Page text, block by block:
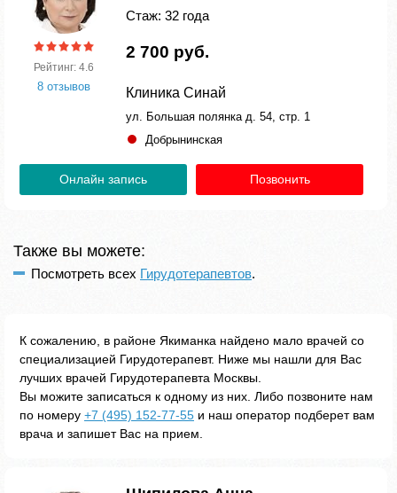
Рейтинг: 4.6
8 отзывов
Стаж: 32 года
2 700 руб.
Клиника Синай
ул. Большая полянка д. 54, стр. 1
Добрынинская
Онлайн запись Позвонить
Также вы можете:
Посмотреть всех Гирудотерапевтов.
К сожалению, в районе Якиманка найдено мало врачей со
специализацией Гирудотерапевт. Ниже мы нашли для Вас
лучших врачей Гирудотерапевта Москвы.
Вы можите записаться к одному из них. Либо позвоните нам
по номеру +7 (495) 152-77-55 и наш оператор подберет вам
врача и запишет Вас на прием.